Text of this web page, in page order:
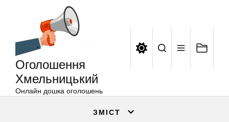
Оголошення
Хмельницький
Онлайн дошка оголошень
ЗМІСТ